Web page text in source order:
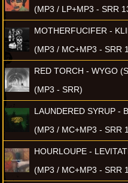
(MP3 / LP+MP3 - SRR
MOTHERFUCIFER -
(MP3 / MC+MP3 - SRR
RED TORCH - WYGO
(MP3 - SRR)
LAUNDERED SYRUP -
(MP3 / MC+MP3 - SRR
HOURLOUPE -
(MP3 / MC+MP3 - SRR